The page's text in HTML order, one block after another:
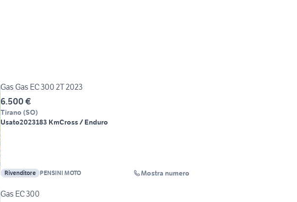
Gas Gas EC 300 2T 2023
6.500 €
Tirano (SO)
Usato2023183 KmCross / Enduro
Rivenditore PENSINI MOTO Mostra numero
Gas EC 300